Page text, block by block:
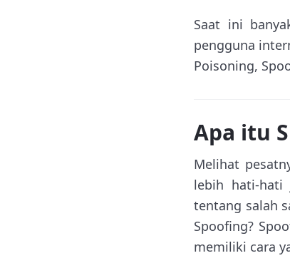
Saat ini
pengguna
Poisoning,
Apa itu
Melihat
lebih hati-hati
tentang salah
Spoofing?
memiliki cara